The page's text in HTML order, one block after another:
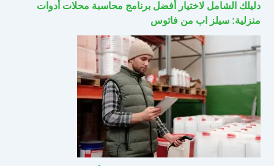
دليلك الشامل لاختيار أفضل برنامج محاسبة محلات أدوات
منزلية: سيلز اب من فاتوس